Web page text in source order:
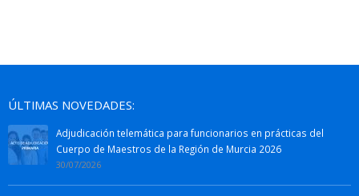
ÚLTIMAS NOVEDADES:
Adjudicación telemática para funcionarios en prácticas del
Cuerpo de Maestros de la Región de Murcia 2026
30/07/2026